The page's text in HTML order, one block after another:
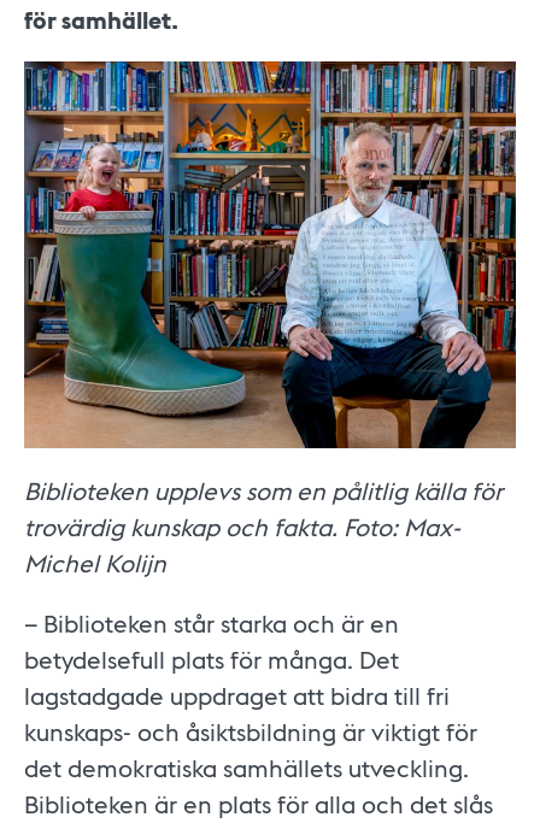
för samhället.
Biblioteken upplevs som en pålitlig källa för
trovärdig kunskap och fakta. Foto: Max-
Michel Kolijn
– Biblioteken står starka och är en
betydelsefull plats för många. Det
lagstadgade uppdraget att bidra till fri
kunskaps- och åsiktsbildning är viktigt för
det demokratiska samhällets utveckling.
Biblioteken är en plats för alla och det slås